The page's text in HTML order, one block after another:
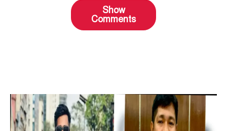
Show
Comments